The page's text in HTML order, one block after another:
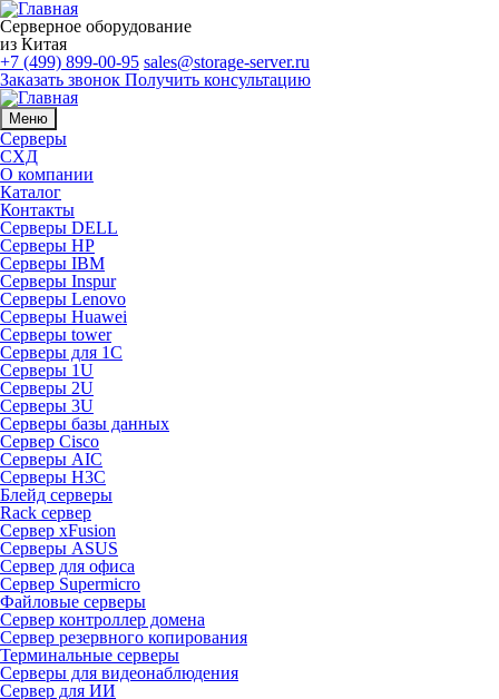
Серверное оборудование
из Китая
+7 (499) 899-00-95 sales@storage-server.ru
Заказать звонок Получить консультацию
Меню
Серверы
СХД
О компании
Каталог
Контакты
Серверы DELL
Серверы HP
Серверы IBM
Серверы Inspur
Серверы Lenovo
Серверы Huawei
Серверы tower
Серверы для 1C
Серверы 1U
Серверы 2U
Серверы 3U
Серверы базы данных
Сервер Cisco
Серверы AIC
Серверы H3C
Блейд серверы
Rack сервер
Сервер xFusion
Серверы ASUS
Сервер для офиса
Сервер Supermicro
Файловые серверы
Сервер контроллер домена
Сервер резервного копирования
Терминальные серверы
Серверы для видеонаблюдения
Сервер для ИИ